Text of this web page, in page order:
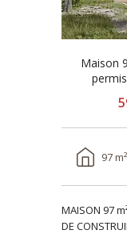
Maison
97 m²
MAISON 97
DE